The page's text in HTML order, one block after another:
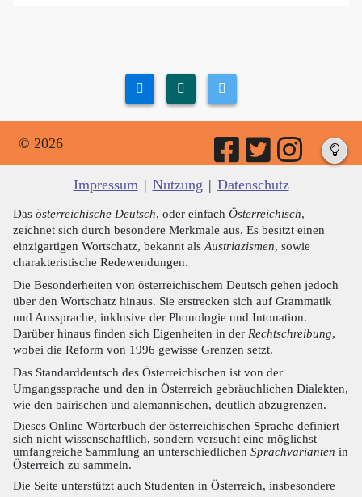
© 2026
Impressum | Nutzung | Datenschutz
Das österreichische Deutsch, oder einfach Österreichisch,
zeichnet sich durch besondere Merkmale aus. Es besitzt einen
einzigartigen Wortschatz, bekannt alsAustriazismen, sowie
charakteristische Redewendungen.
Die Besonderheiten von österreichischem Deutsch gehen jedoch
über den Wortschatz hinaus. Sie erstrecken sich auf Grammatik
und Aussprache, inklusive der Phonologie und Intonation.
Darüber hinaus finden sich Eigenheiten in der Rechtschreibung,
wobei die Reform von 1996 gewisse Grenzen setzt.
Das Standarddeutsch des Österreichischen ist von der
Umgangssprache und den in Österreich gebräuchlichen Dialekten,
wie den bairischen und alemannischen, deutlich abzugrenzen.
Dieses Online Wörterbuch der österreichischen Sprache definiert
sich nicht wissenschaftlich, sondern versucht eine möglichst
umfangreiche Sammlung an unterschiedlichen Sprachvarianten in
Österreich zu sammeln.
Die Seite unterstützt auch Studenten in Österreich, insbesondere